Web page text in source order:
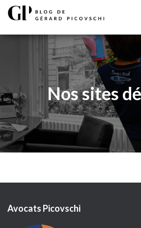
Nos sites
Avocats Picovschi